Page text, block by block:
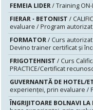
FEMEIA LIDER/ Training ON-
FIERAR - BETONIST /
evaluare / Program autorizat
FORMATOR/ Curs
Devino trainer certificat și
FRIGOTEHNIST / Curs
PRACTICE/Certificat
GUVERNANTĂ DE HOTEL/
experienței, prin evaluare /
ÎNGRIJITOARE BOLNAVI LA